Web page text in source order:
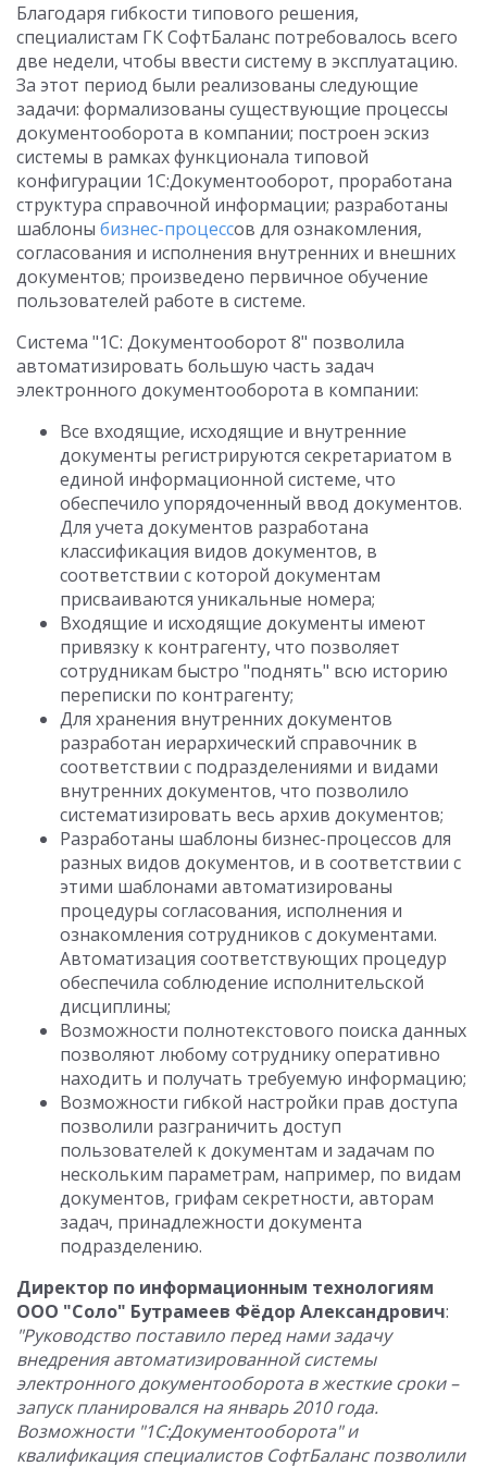
Благодаря гибкости типового решения,
специалистам ГК СофтБаланс потребовалось всего
две недели, чтобы ввести систему в эксплуатацию.
За этот период были реализованы следующие
задачи: формализованы существующие процессы
документооборота в компании; построен эскиз
системы в рамках функционала типовой
конфигурации 1С:Документооборот, проработана
структура справочной информации; разработаны
шаблоны бизнес-процессов для ознакомления,
согласования и исполнения внутренних и внешних
документов; произведено первичное обучение
пользователей работе в системе.
Система "1С: Документооборот 8" позволила
автоматизировать большую часть задач
электронного документооборота в компании:
Все входящие, исходящие и внутренние
документы регистрируются секретариатом в
единой информационной системе, что
обеспечило упорядоченный ввод документов.
Для учета документов разработана
классификация видов документов, в
соответствии с которой документам
присваиваются уникальные номера;
Входящие и исходящие документы имеют
привязку к контрагенту, что позволяет
сотрудникам быстро "поднять" всю историю
переписки по контрагенту;
Для хранения внутренних документов
разработан иерархический справочник в
соответствии с подразделениями и видами
внутренних документов, что позволило
систематизировать весь архив документов;
Разработаны шаблоны бизнес-процессов для
разных видов документов, и в соответствии с
этими шаблонами автоматизированы
процедуры согласования, исполнения и
ознакомления сотрудников с документами.
Автоматизация соответствующих процедур
обеспечила соблюдение исполнительской
дисциплины;
Возможности полнотекстового поиска данных
позволяют любому сотруднику оперативно
находить и получать требуемую информацию;
Возможности гибкой настройки прав доступа
позволили разграничить доступ
пользователей к документам и задачам по
нескольким параметрам, например, по видам
документов, грифам секретности, авторам
задач, принадлежности документа
подразделению.
Директор по информационным технологиям
ООО "Соло" Бутрамеев Фёдор Александрович:
"Руководство поставило перед нами задачу
внедрения автоматизированной системы
электронного документооборота в жесткие сроки –
запуск планировался на январь 2010 года.
Возможности "1С:Документооборота" и
квалификация специалистов СофтБаланс позволили